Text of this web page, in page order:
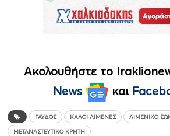
Ακολουθήστε το
News
και
ΓΑΎΔΟΣ ΚΑΛΟΊ ΛΙΜΈΝΕΣ ΛΙΜΕΝΙΚΌ
ΜΕΤΑΝΑΣΤΕΥΤΙΚΌ ΚΡΉΤΗ